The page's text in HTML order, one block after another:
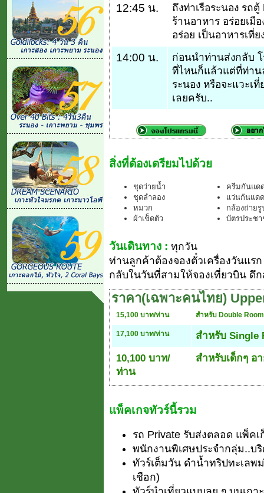
12:45 น.
ถึงท่าเรือระนอง รถ
ร้านอาหาร อร่อยเมื
อร่อย เป็นอาหารเที่ย
14:00 น.
ก่อนนำท่านส่งกลับ
ที่ไหนก็แล้วแต่ที่ท่าน
ระนอง หรือจะแวะ
เลยครับ..
สิ่งที่ต้องเตรียมไปด้วย
ชุดว่ายน้ำ
ชุดลำลอง
หมวก
ผ้าเช็ดตัว
ครีมกันแด
แว่นกันแดด
กล้องถ่ายรู
บัตรประช
วันเดินทาง : ทุกวัน
ท่านลูกค้าต้องจองตั๋วเครื่องวันแร
กลับในวันที่สามให้จองเที่ยวบิน ดึ
ราคา(เฉพาะคนไทย)
15,100 บาท/ท่าน สำหรับ Double Room
17,100 บาท/ท่าน
สำหรับ Single
10,100 บาท/
ท่าน
สำหรับเด็กๆ อ
แพ็คเกจทัวร์นี้รวม
รถ Private รับส่งตลอด แพ็ค
พนักงานพิเศษประจำกลุ่ม..บ
ทัวร์เต็มวัน ดำน้ำทริปทะเลพ
เชือก)